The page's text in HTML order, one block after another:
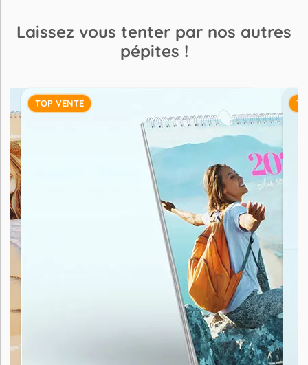
Laissez vous tenter par nos autres
pépites !
TOP VENTE